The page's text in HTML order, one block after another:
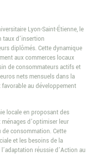
Lyon-Saint-Étienne, le
taux d’insertion
diplômés. Cette dynamique
aux commerces locaux
de consommateurs actifs et
nets mensuels dans la
au développement
locale en proposant des
d’optimiser leur
consommation. Cette
et les besoins de la
réussie d’Action au